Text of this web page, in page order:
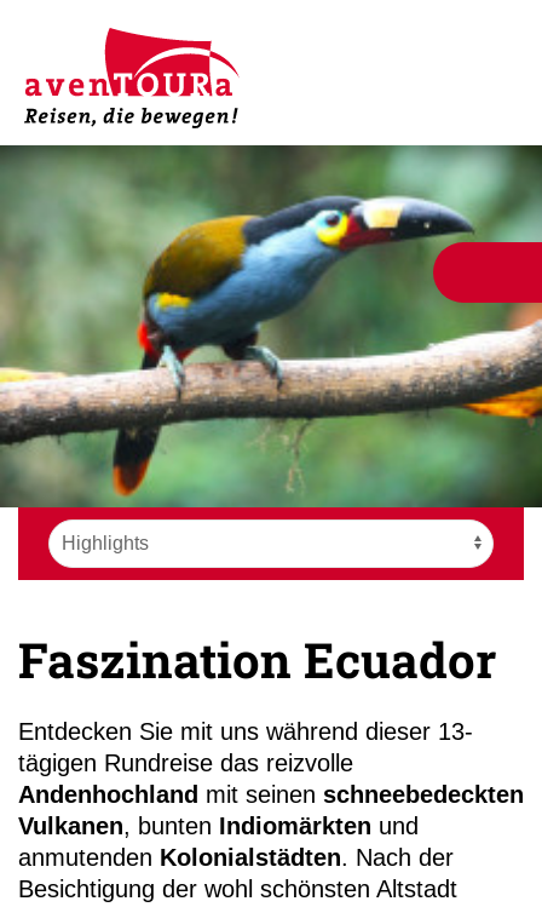
Faszination Ecuador
Entdecken Sie mit uns während dieser 13-
tägigen Rundreise das reizvolle
Andenhochland mit seinen schneebedeckten
Vulkanen, bunten Indiomärkten und
anmutenden Kolonialstädten. Nach der
Besichtigung der wohl schönsten Altstadt
3